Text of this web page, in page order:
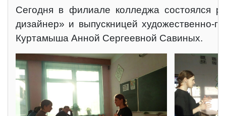
Сегодня в филиале колледжа состоялся
дизайнер» и выпускницей художественно-
Куртамыша Анной Сергеевной Савиных.